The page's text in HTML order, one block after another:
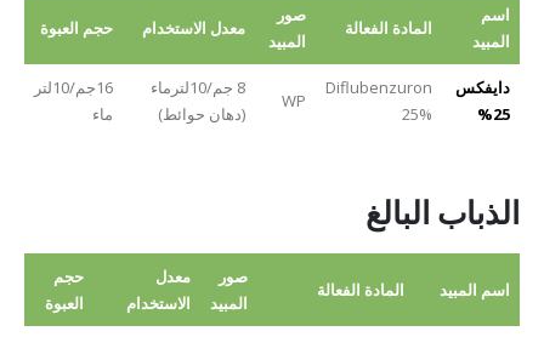
اسم
المبيد
المادة الفعالة
صور
المبيد
معدل الاستخدام حجم العبوة
دايفكس
25%
Diflubenzuron
25%
WP
8 جم/10لترماء
(دهان حوائط)
16جم/10لتر
ماء
الذباب البالغ
اسم المبيد المادة الفعالة
صور
المبيد
معدل
الاستخدام
حجم
العبوة